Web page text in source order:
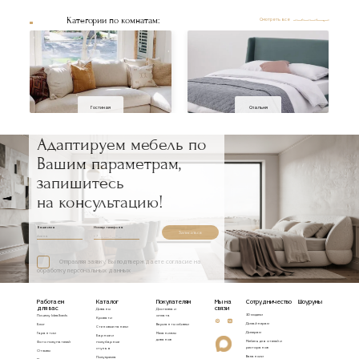
Категории по комнатам: Смотреть все
Гостиная Спальня
Адаптируем мебель по
Вашим параметрам,
запишитесь
на консультацию!
Ваше имя Номер телефона
Записаться
Отправляя заявку, Вы подтверждаете согласие на
обработку персональных данных
Работаем
для вас
Почему Idealbeds
Блог
Гарантии
Фото покупателей
Отзывы
Каталог
Диваны
Кровати
Стеновые панели
Барные и
полубарные
стулья
Полукресла
Покупателям
Доставка и
оплата
Варианты обивки
Механизмы
диванов
Мы на
связи
Сотрудничество
3D модели
Дизайнерам
Дилерам
Мебель для отелей и
ресторанов
Вакансии
Шоурумы